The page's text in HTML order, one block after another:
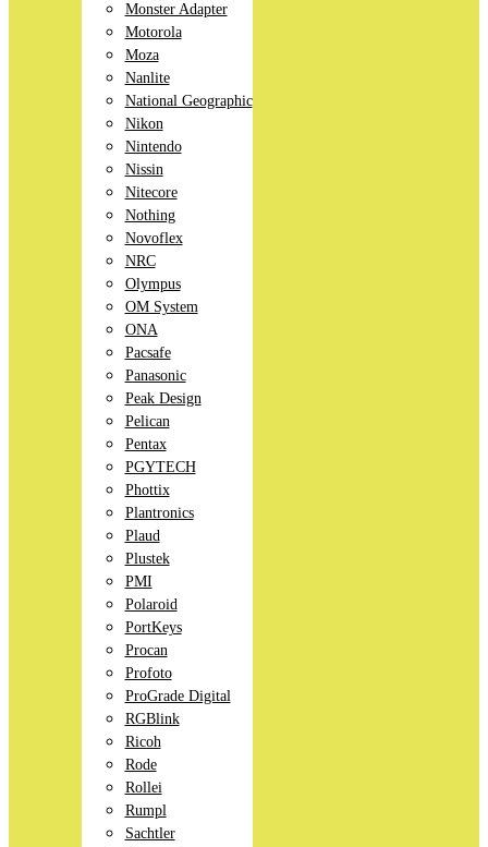
Monster Adapter
Motorola
Moza
Nanlite
National Geographic
Nikon
Nintendo
Nissin
Nitecore
Nothing
Novoflex
NRC
Olympus
OM System
ONA
Pacsafe
Panasonic
Peak Design
Pelican
Pentax
PGYTECH
Phottix
Plantronics
Plaud
Plustek
PMI
Polaroid
PortKeys
Procan
Profoto
ProGrade Digital
RGBlink
Ricoh
Rode
Rollei
Rumpl
Sachtler